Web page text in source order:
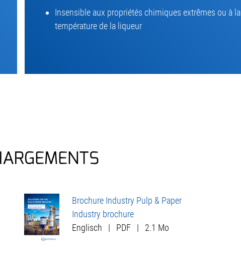
Insensible aux propriétés chimiques extrêmes ou à la
température de la liqueur
Brochure Industry Pulp & Paper
Industry brochure
Englisch
| PDF | 2.1 Mo